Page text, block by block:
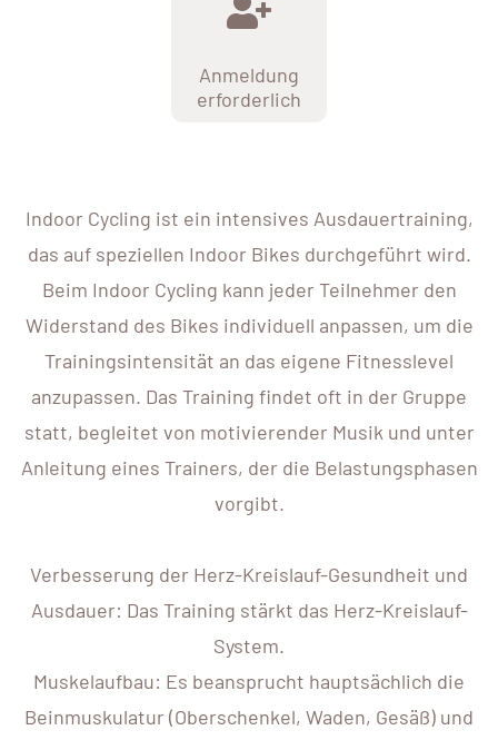
Anmeldung
erforderlich
Indoor Cycling ist ein intensives Ausdauertraining,
das auf speziellen Indoor Bikes durchgeführt wird.
Beim Indoor Cycling kann jeder Teilnehmer den
Widerstand des Bikes individuell anpassen, um die
Trainingsintensität an das eigene Fitnesslevel
anzupassen. Das Training findet oft in der Gruppe
statt, begleitet von motivierender Musik und unter
Anleitung eines Trainers, der die Belastungsphasen
vorgibt.
Verbesserung der Herz-Kreislauf-Gesundheit und
Ausdauer: Das Training stärkt das Herz-Kreislauf-
System.
Muskelaufbau: Es beansprucht hauptsächlich die
Beinmuskulatur (Oberschenkel, Waden, Gesäß) und